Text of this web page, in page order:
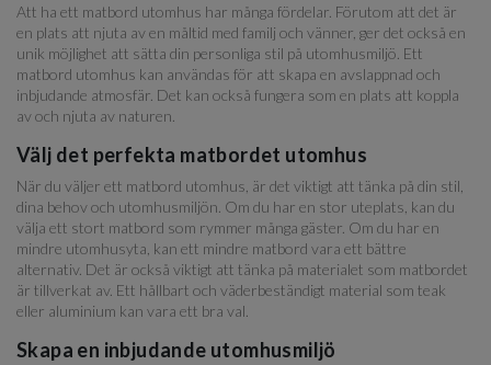
Att ha ett matbord utomhus har många fördelar. Förutom att det är
en plats att njuta av en måltid med familj och vänner, ger det också en
unik möjlighet att sätta din personliga stil på utomhusmiljö. Ett
matbord utomhus kan användas för att skapa en avslappnad och
inbjudande atmosfär. Det kan också fungera som en plats att koppla
av och njuta av naturen.
Välj det perfekta matbordet utomhus
När du väljer ett matbord utomhus, är det viktigt att tänka på din stil,
dina behov och utomhusmiljön. Om du har en stor uteplats, kan du
välja ett stort matbord som rymmer många gäster. Om du har en
mindre utomhusyta, kan ett mindre matbord vara ett bättre
alternativ. Det är också viktigt att tänka på materialet som matbordet
är tillverkat av. Ett hållbart och väderbeständigt material som teak
eller aluminium kan vara ett bra val.
Skapa en inbjudande utomhusmiljö